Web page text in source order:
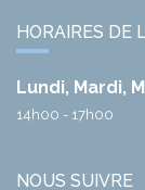
HORAIRES DE
Lundi, Mardi,
14h00 - 17h00
NOUS SUIVRE